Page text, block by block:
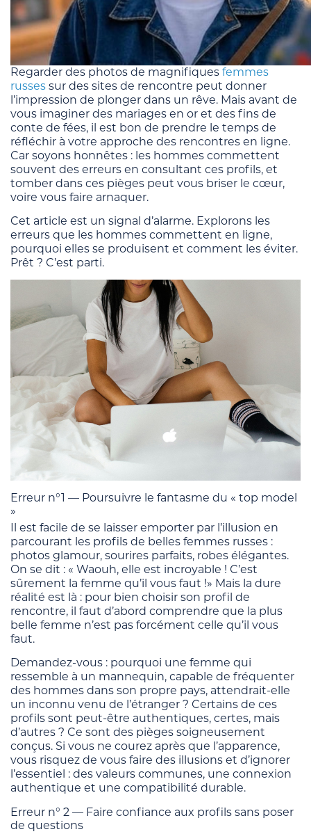
Regarder des photos de magnifiques femmes
russes sur des sites de rencontre peut donner
l’impression de plonger dans un rêve. Mais avant de
vous imaginer des mariages en or et des fins de
conte de fées, il est bon de prendre le temps de
réfléchir à votre approche des rencontres en ligne.
Car soyons honnêtes : les hommes commettent
souvent des erreurs en consultant ces profils, et
tomber dans ces pièges peut vous briser le cœur,
voire vous faire arnaquer.
Cet article est un signal d’alarme. Explorons les
erreurs que les hommes commettent en ligne,
pourquoi elles se produisent et comment les éviter.
Prêt ? C’est parti.
Erreur n°1 — Poursuivre le fantasme du « top model
»
Il est facile de se laisser emporter par l’illusion en
parcourant les profils de belles femmes russes :
photos glamour, sourires parfaits, robes élégantes.
On se dit : « Waouh, elle est incroyable ! C’est
sûrement la femme qu’il vous faut !» Mais la dure
réalité est là : pour bien choisir son profil de
rencontre, il faut d’abord comprendre que la plus
belle femme n’est pas forcément celle qu’il vous
faut.
Demandez-vous : pourquoi une femme qui
ressemble à un mannequin, capable de fréquenter
des hommes dans son propre pays, attendrait-elle
un inconnu venu de l’étranger ? Certains de ces
profils sont peut-être authentiques, certes, mais
d’autres ? Ce sont des pièges soigneusement
conçus. Si vous ne courez après que l’apparence,
vous risquez de vous faire des illusions et d’ignorer
l’essentiel : des valeurs communes, une connexion
authentique et une compatibilité durable.
Erreur n° 2 — Faire confiance aux profils sans poser
de questions